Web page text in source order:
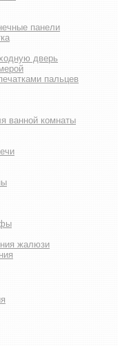
панели
дверь
пальцев
ванной комнаты
жалюзи